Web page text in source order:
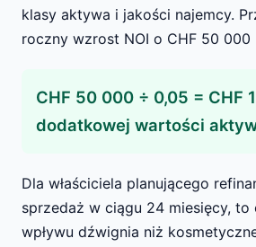
klasy aktywa i jakości najemcy.
roczny wzrost NOI o CHF 50 000
CHF 50 000 ÷ 0,05 = CHF
dodatkowej wartości
Dla właściciela planującego
sprzedaż w ciągu 24 miesięcy,
wpływu dźwignia niż